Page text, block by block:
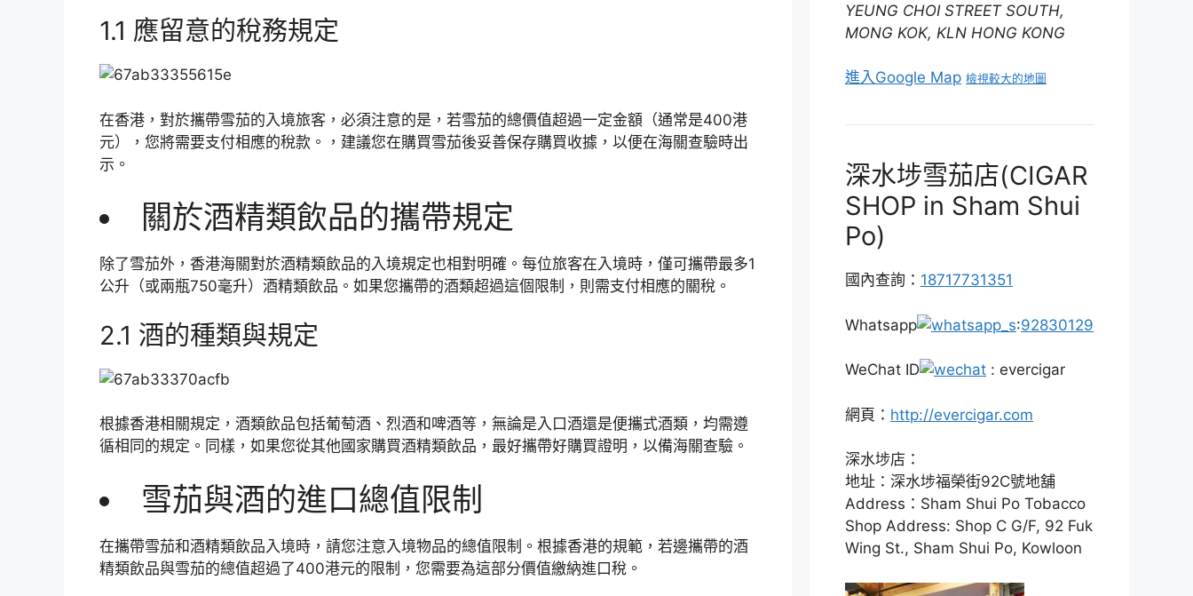
1.1 應留意的稅務規定
在香港，對於攜帶雪茄的入境旅客，必須注意的是，若雪茄的總價值超過一定金額（通常是400港
元），您將需要支付相應的稅款。，建議您在購買雪茄後妥善保存購買收據，以便在海關查驗時出
示。
關於酒精類飲品的攜帶規定
除了雪茄外，香港海關對於酒精類飲品的入境規定也相對明確。每位旅客在入境時，僅可攜帶最多1
公升（或兩瓶750毫升）酒精類飲品。如果您攜帶的酒類超過這個限制，則需支付相應的關稅。
2.1 酒的種類與規定
根據香港相關規定，酒類飲品包括葡萄酒、烈酒和啤酒等，無論是入口酒還是便攜式酒類，均需遵
循相同的規定。同樣，如果您從其他國家購買酒精類飲品，最好攜帶好購買證明，以備海關查驗。
雪茄與酒的進口總值限制
在攜帶雪茄和酒精類飲品入境時，請您注意入境物品的總值限制。根據香港的規範，若邊攜帶的酒
精類飲品與雪茄的總值超過了400港元的限制，您需要為這部分價值繳納進口稅。
YEUNG CHOI STREET SOUTH,
MONG KOK, KLN HONG KONG
進入Google Map 檢視較大的地圖
深水埗雪茄店(CIGAR
SHOP in Sham Shui
Po)
國內查詢： 18717731351
Whatsapp :92830129
WeChat ID : evercigar
網頁： http://evercigar.com
深水埗店：
地址：深水埗福榮街92C號地舖
Address：Sham Shui Po Tobacco
Shop Address: Shop C G/F, 92 Fuk
Wing St., Sham Shui Po, Kowloon